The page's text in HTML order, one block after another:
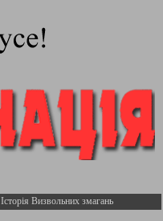
Історія Визвольних змагань